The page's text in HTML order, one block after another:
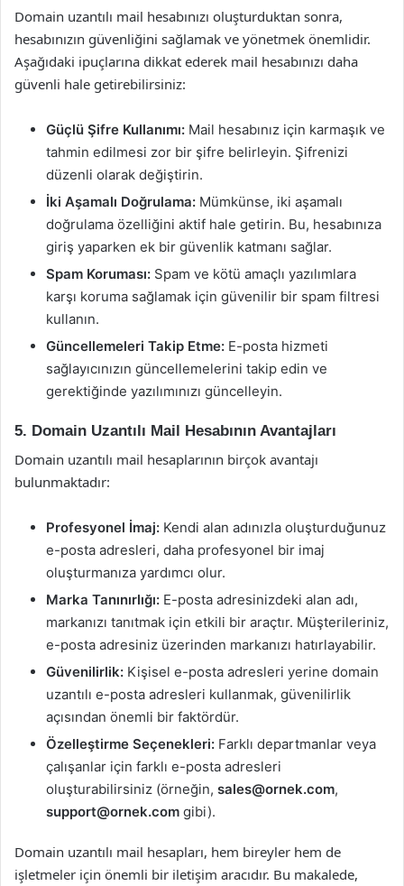
Domain uzantılı mail hesabınızı oluşturduktan sonra,
hesabınızın güvenliğini sağlamak ve yönetmek önemlidir.
Aşağıdaki ipuçlarına dikkat ederek mail hesabınızı daha
güvenli hale getirebilirsiniz:
Güçlü Şifre Kullanımı: Mail hesabınız için karmaşık ve
tahmin edilmesi zor bir şifre belirleyin. Şifrenizi
düzenli olarak değiştirin.
İki Aşamalı Doğrulama: Mümkünse, iki aşamalı
doğrulama özelliğini aktif hale getirin. Bu, hesabınıza
giriş yaparken ek bir güvenlik katmanı sağlar.
Spam Koruması: Spam ve kötü amaçlı yazılımlara
karşı koruma sağlamak için güvenilir bir spam filtresi
kullanın.
Güncellemeleri Takip Etme: E-posta hizmeti
sağlayıcınızın güncellemelerini takip edin ve
gerektiğinde yazılımınızı güncelleyin.
5. Domain Uzantılı Mail Hesabının Avantajları
Domain uzantılı mail hesaplarının birçok avantajı
bulunmaktadır:
Profesyonel İmaj: Kendi alan adınızla oluşturduğunuz
e-posta adresleri, daha profesyonel bir imaj
oluşturmanıza yardımcı olur.
Marka Tanınırlığı: E-posta adresinizdeki alan adı,
markanızı tanıtmak için etkili bir araçtır. Müşterileriniz,
e-posta adresiniz üzerinden markanızı hatırlayabilir.
Güvenilirlik: Kişisel e-posta adresleri yerine domain
uzantılı e-posta adresleri kullanmak, güvenilirlik
açısından önemli bir faktördür.
Özelleştirme Seçenekleri: Farklı departmanlar veya
çalışanlar için farklı e-posta adresleri
oluşturabilirsiniz (örneğin, sales@ornek.com,
support@ornek.com gibi).
Domain uzantılı mail hesapları, hem bireyler hem de
işletmeler için önemli bir iletişim aracıdır. Bu makalede,